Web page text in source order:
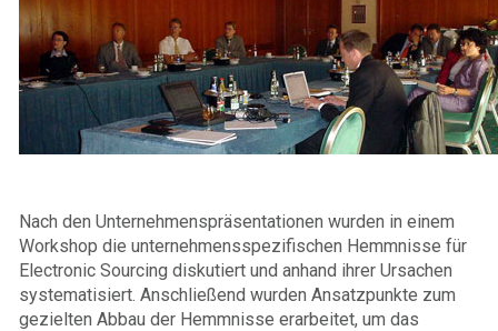
Nach den Unternehmenspräsentationen wurden in einem
Workshop die unternehmensspezifischen Hemmnisse für
Electronic Sourcing diskutiert und anhand ihrer Ursachen
systematisiert. Anschließend wurden Ansatzpunkte zum
gezielten Abbau der Hemmnisse erarbeitet, um das